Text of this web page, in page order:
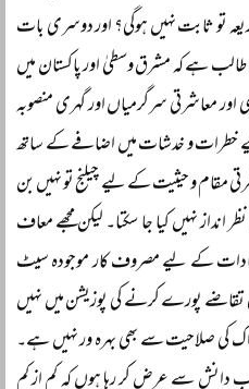
تو ثابت نہیں ہوگی؟ اور دوسری بات
ہے کہ مشرق وسطیٰ اور پاکستان میں
اور معاشرتی سرگرمیاں اور گہری منصوبہ
خطرات و خدشات میں اضافے کے ساتھ
مقام و حیثیت کے لیے چیلنج تو نہیں بن
انداز نہیں کیا جا سکتا۔ لیکن مجھے معاف
کے لیے مصروف کار موجودہ سیٹ
پورے کرنے کی پوزیشن میں نہیں
کی صلاحیت سے بھی بہرہ ور نہیں ہے۔
سے عرض کر رہا ہوں کہ کم از کم